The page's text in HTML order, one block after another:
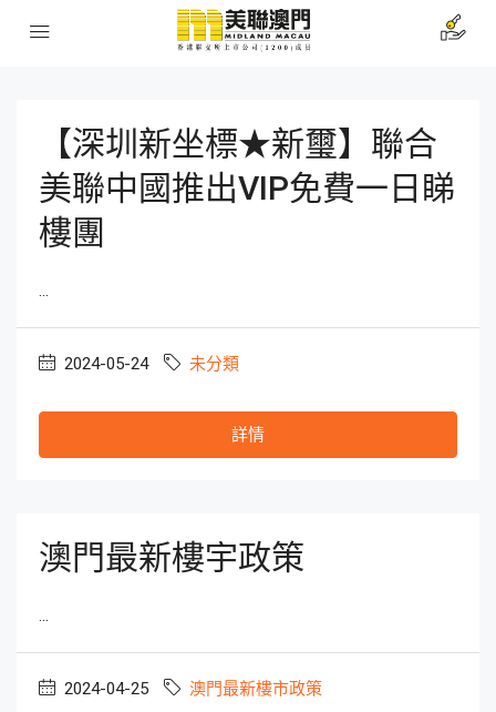
【深圳新坐標★新璽】聯合
美聯中國推出VIP免費一日睇
樓團
...
2024-05-24 未分類
詳情
澳門最新樓宇政策
...
2024-04-25 澳門最新樓市政策